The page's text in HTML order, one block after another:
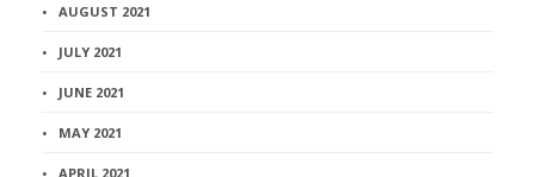
AUGUST 2021
JULY 2021
JUNE 2021
MAY 2021
APRIL 2021